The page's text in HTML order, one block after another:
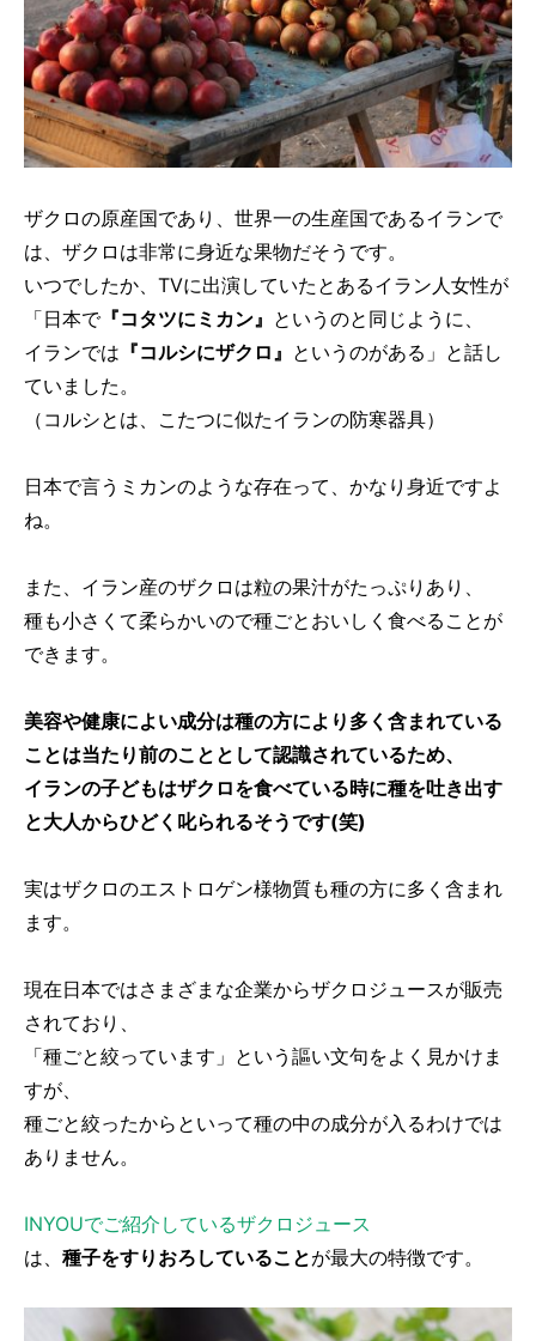
ザクロの原産国であり、世界一の生産国であるイランで
は、ザクロは非常に身近な果物だそうです。
いつでしたか、TVに出演していたとあるイラン人女性が
「日本で『コタツにミカン』 というのと同じように、
イランでは 『コルシにザクロ』 というのがある」と話し
ていました。
（コルシとは、こたつに似たイランの防寒器具）
日本で言うミカンのような存在って、かなり身近ですよ
ね。
また、イラン産のザクロは粒の果汁がたっぷりあり、
種も小さくて柔らかいので種ごとおいしく食べることが
できます。
美容や健康によい成分は種の方により多く含まれている
ことは当たり前のこととして認識されているため、
イランの子どもはザクロを食べている時に種を吐き出す
と大人からひどく叱られるそうです(笑)
実はザクロのエストロゲン様物質も種の方に多く含まれ
ます。
現在日本ではさまざまな企業からザクロジュースが販売
されており、
「種ごと絞っています」という謳い文句をよく見かけま
すが、
種ごと絞ったからといって種の中の成分が入るわけでは
ありません。
INYOUでご紹介しているザクロジュース
は、 種子をすりおろしていることが最大の特徴です。